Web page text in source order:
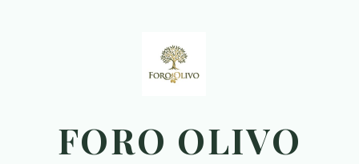
FORO OLIVO